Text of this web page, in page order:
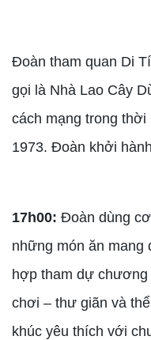
Đoàn tham quan Di
gọi là Nhà Lao Cây
cách mạng trong
1973. Đoàn khởi
17h00: Đoàn dùng
những món ăn
hợp tham dự chương
chơi – thư giãn và
khúc yêu thích với